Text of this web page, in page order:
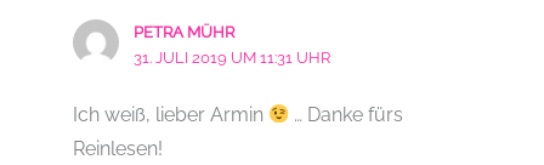
PETRA MÜHR
31. JULI 2019 UM 11:31 UHR
Ich weiß, lieber Armin
… Danke fürs
Reinlesen!